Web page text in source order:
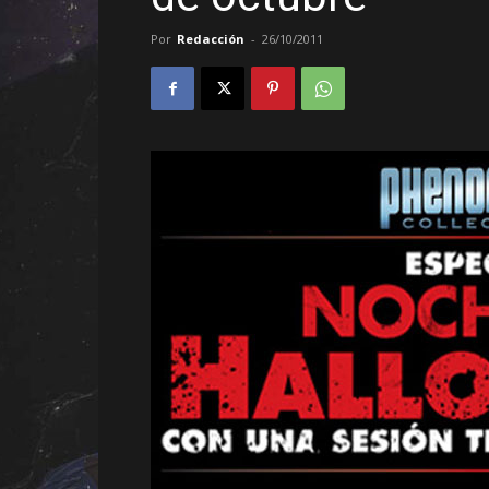
Por Redacción - 26/10/2011